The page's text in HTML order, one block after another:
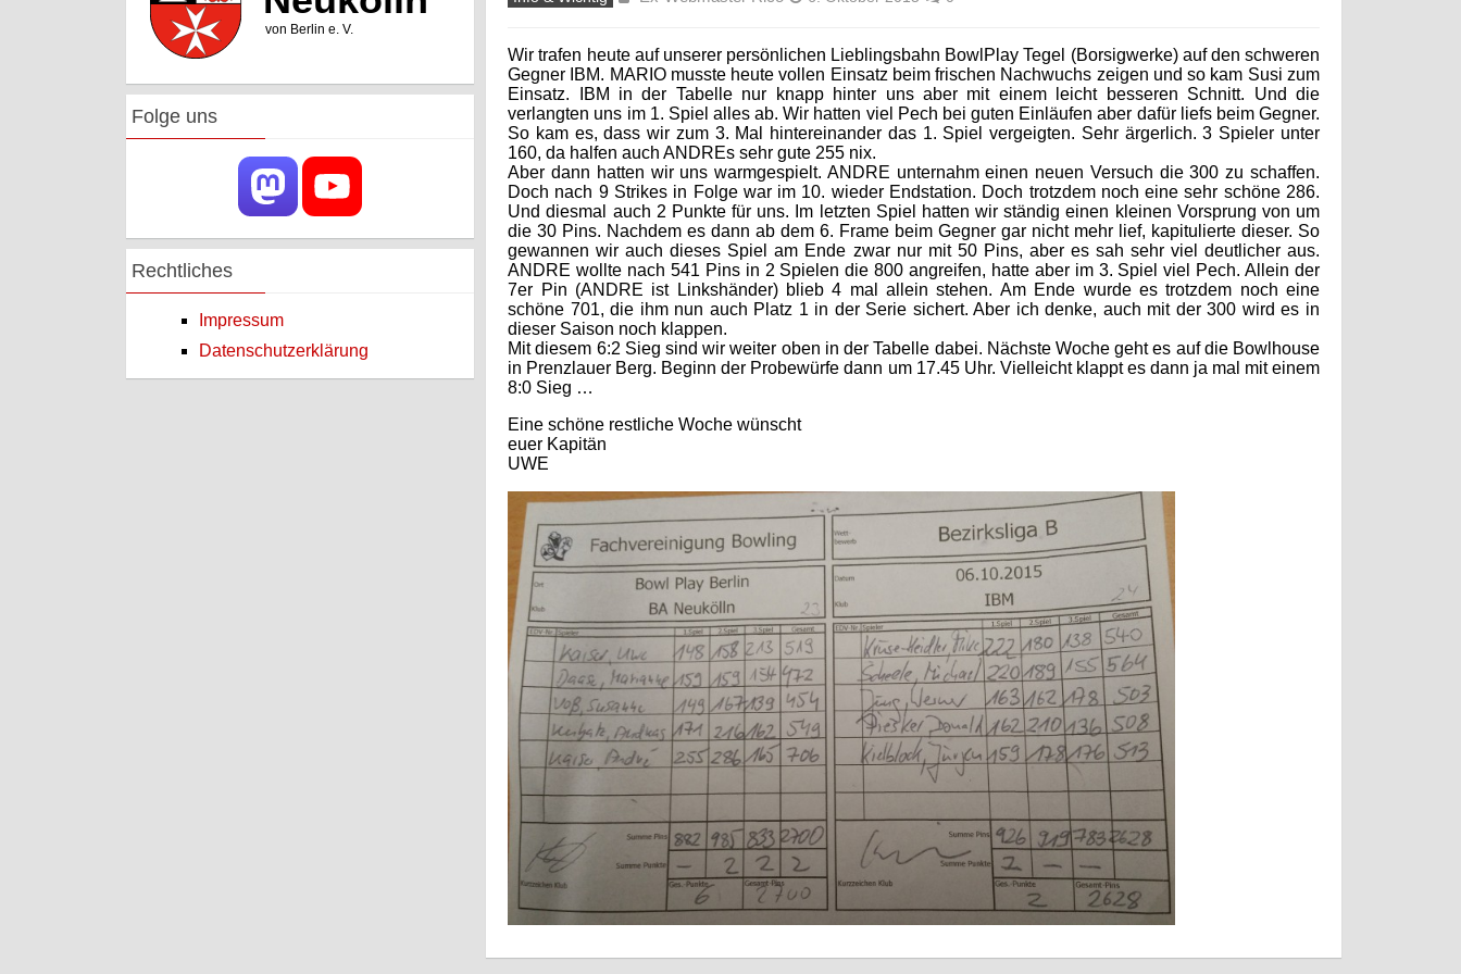
Wir trafen heute auf unserer persönlichen Lieblingsbahn BowlPlay Tegel (Borsigwerke) auf den schweren
Gegner IBM. MARIO musste heute vollen Einsatz beim frischen Nachwuchs zeigen und so kam Susi zum
Einsatz. IBM in der Tabelle nur knapp hinter uns aber mit einem leicht besseren Schnitt. Und die
verlangten uns im 1. Spiel alles ab. Wir hatten viel Pech bei guten Einläufen aber dafür liefs beim Gegner.
So kam es, dass wir zum 3. Mal hintereinander das 1. Spiel vergeigten. Sehr ärgerlich. 3 Spieler unter
160, da halfen auch ANDREs sehr gute 255 nix.
Aber dann hatten wir uns warmgespielt. ANDRE unternahm einen neuen Versuch die 300 zu schaffen.
Doch nach 9 Strikes in Folge war im 10. wieder Endstation. Doch trotzdem noch eine sehr schöne 286.
Und diesmal auch 2 Punkte für uns. Im letzten Spiel hatten wir ständig einen kleinen Vorsprung von um
die 30 Pins. Nachdem es dann ab dem 6. Frame beim Gegner gar nicht mehr lief, kapitulierte dieser. So
gewannen wir auch dieses Spiel am Ende zwar nur mit 50 Pins, aber es sah sehr viel deutlicher aus.
ANDRE wollte nach 541 Pins in 2 Spielen die 800 angreifen, hatte aber im 3. Spiel viel Pech. Allein der
7er Pin (ANDRE ist Linkshänder) blieb 4 mal allein stehen. Am Ende wurde es trotzdem noch eine
schöne 701, die ihm nun auch Platz 1 in der Serie sichert. Aber ich denke, auch mit der 300 wird es in
dieser Saison noch klappen.
Mit diesem 6:2 Sieg sind wir weiter oben in der Tabelle dabei. Nächste Woche geht es auf die Bowlhouse
in Prenzlauer Berg. Beginn der Probewürfe dann um 17.45 Uhr. Vielleicht klappt es dann ja mal mit einem
8:0 Sieg …
Eine schöne restliche Woche wünscht
euer Kapitän
UWE
Folge uns
Rechtliches
Impressum
Datenschutzerklärung